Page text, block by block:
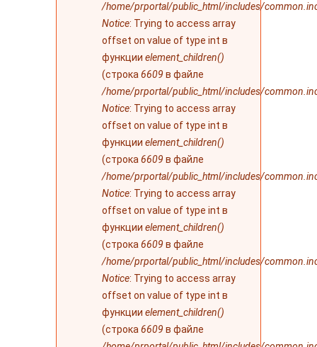
/home/prportal/public_html/includes/
Notice: Trying to access array
offset on value of type int в
функции element_children()
(строка 6609 в файле
/home/prportal/public_html/includes/
Notice: Trying to access array
offset on value of type int в
функции element_children()
(строка 6609 в файле
/home/prportal/public_html/includes/
Notice: Trying to access array
offset on value of type int в
функции element_children()
(строка 6609 в файле
/home/prportal/public_html/includes/
Notice: Trying to access array
offset on value of type int в
функции element_children()
(строка 6609 в файле